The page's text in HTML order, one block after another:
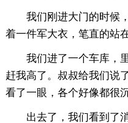
我们刚进大门的时候
着一件军大衣，笔直的站
我们进了一个车库，
赶我高了。叔叔给我们说
看了一眼，各个好像都很
出去了，我们看到了